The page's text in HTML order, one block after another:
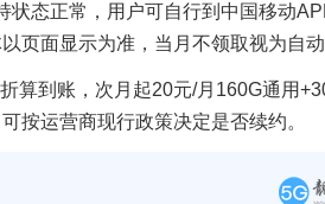
状态正常，用户可自行到中国移动
页面显示为准，当月不领取视为自动
算到账，次月起20元/月160G通用
按运营商现行政策决定是否续约。